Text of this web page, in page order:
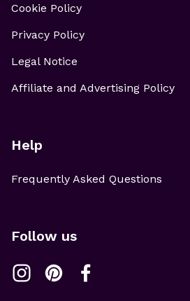
Cookie Policy
Privacy Policy
Legal Notice
Affiliate and Advertising Policy
Help
Frequently Asked Questions
Follow us